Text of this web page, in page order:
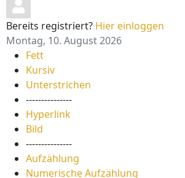
Bereits registriert? Hier einloggen
Montag, 10. August 2026
Fett
Kursiv
Unterstrichen
---------------
Hyperlink
Bild
---------------
Aufzählung
Numerische Aufzählung